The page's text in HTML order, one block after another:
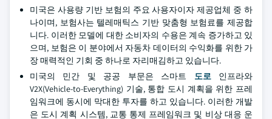
미국은 사용량 기반 보험의 주요 사용자이자 제공업체 중 하
나이며, 보험사는 텔레매틱스 기반 맞춤형 보험료를 제공합
니다. 이러한 모델에 대한 소비자의 수용은 계속 증가하고 있
으며, 보험은 이 분야에서 자동차 데이터의 수익화를 위한 가
장 매력적인 기회 중 하나로 자리매김하고 있습니다.
미국의 민간 및 공공 부문은 스마트 도로인프라와
V2X(Vehicle-to-Everything) 기술, 통합 도시 계획을 위한 프레
임워크에 동시에 막대한 투자를 하고 있습니다. 이러한 개발
은 도시 계획 시스템, 교통 통제 프레임워크 및 비상 대응 운